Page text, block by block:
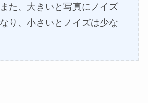
た、大きいと写真にノイズ
り、小さいとノイズは少な